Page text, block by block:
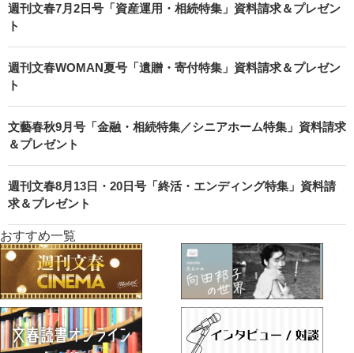
週刊文春7月2日号「資産運用・相続特集」資料請求＆プレゼン
ト
週刊文春WOMAN夏号「遺贈・寄付特集」資料請求＆プレゼン
ト
文藝春秋9月号「金融・相続特集／シニアホーム特集」資料請求
＆プレゼント
週刊文春8月13日・20日号「終活・エンディング特集」資料請
求＆プレゼント
おすすめ一覧